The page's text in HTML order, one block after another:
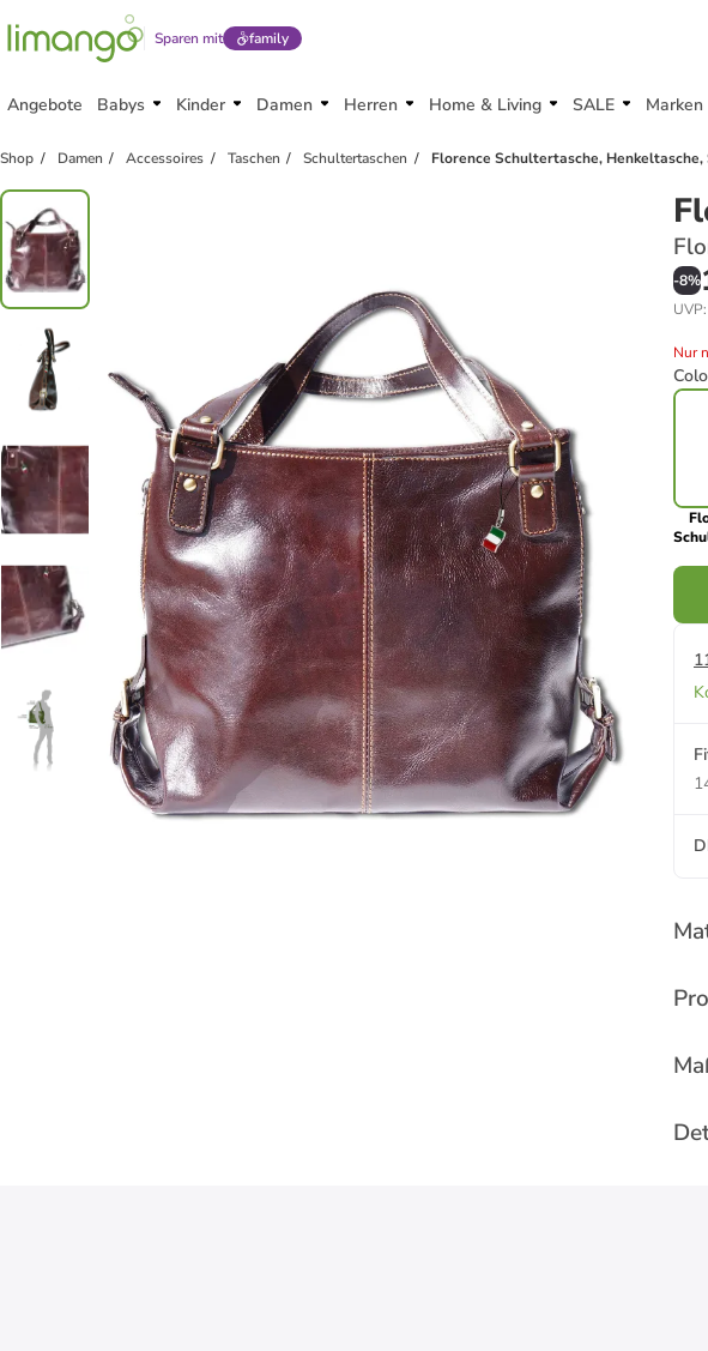
Sparen mit family
Angebote Babys Kinder Damen Herren Home & Living SALE Marken
Shop Damen Accessoires Taschen Schultertaschen Florence Schultertasche, Henkeltasche,
-8%
UVP:
Nur